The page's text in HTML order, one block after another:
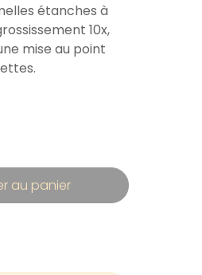
étanches à
10x,
mise au point
au panier